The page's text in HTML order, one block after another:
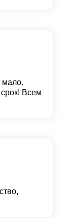
мало.
Всем